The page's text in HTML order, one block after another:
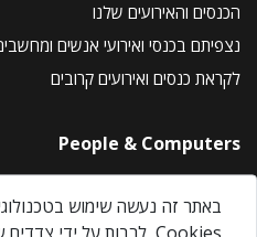
הכנסים והאירועים שלנו
נצפיתם בכנסי ואירועי אנשים
לקראת כנסים ואירועים קרובים
People & Computers
About Us
Privacy Policy
באתר זה נעשה שימוש